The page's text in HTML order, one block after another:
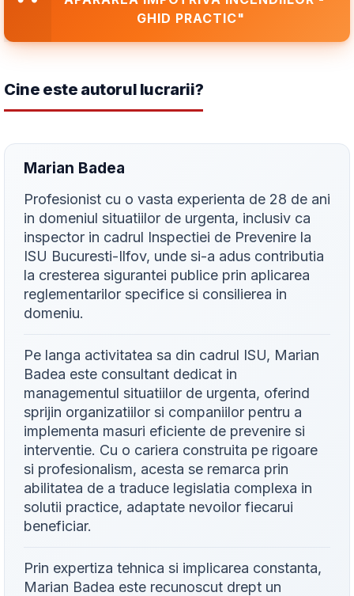
GHID PRACTIC"
Cine este autorul lucrarii?
Marian Badea
Profesionist cu o vasta experienta de 28 de ani
in domeniul situatiilor de urgenta, inclusiv ca
inspector in cadrul Inspectiei de Prevenire la
ISU Bucuresti-Ilfov, unde si-a adus contributia
la cresterea sigurantei publice prin aplicarea
reglementarilor specifice si consilierea in
domeniu.
Pe langa activitatea sa din cadrul ISU, Marian
Badea este consultant dedicat in
managementul situatiilor de urgenta, oferind
sprijin organizatiilor si companiilor pentru a
implementa masuri eficiente de prevenire si
interventie. Cu o cariera construita pe rigoare
si profesionalism, acesta se remarca prin
abilitatea de a traduce legislatia complexa in
solutii practice, adaptate nevoilor fiecarui
beneficiar.
Prin expertiza tehnica si implicarea constanta,
Marian Badea este recunoscut drept un